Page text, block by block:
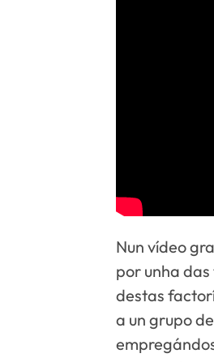
Nun vídeo
por unha
destas
a un grupo